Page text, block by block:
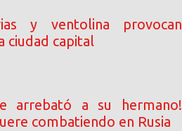
y ventolina provocan
ciudad capital
arrebató a su hermano!
combatiendo en Rusia